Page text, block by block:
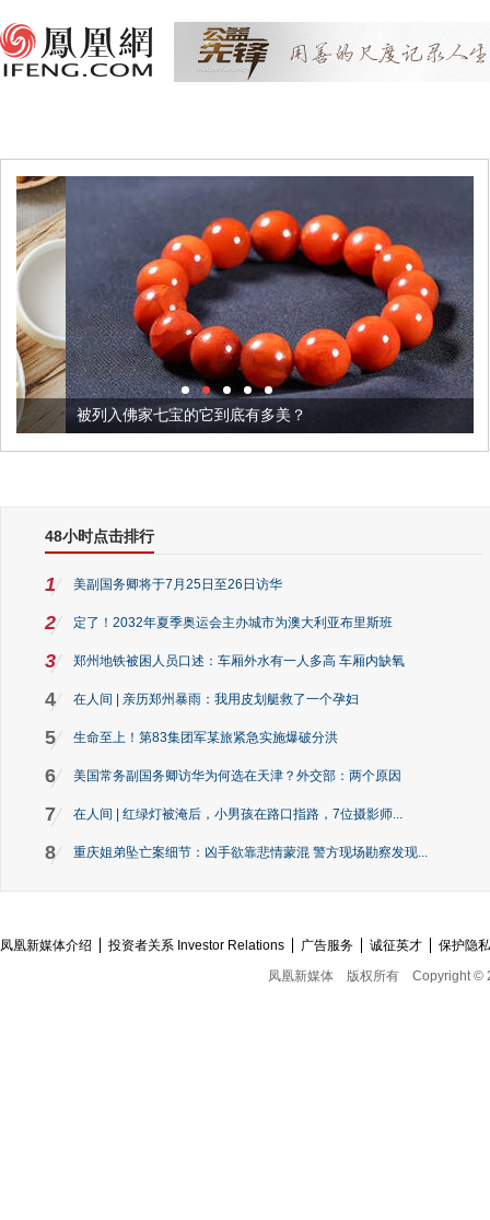
被列入佛家七宝的它到底有多美？
48小时点击排行
1 美副国务卿将于7月25日至26日访华
2 定了！2032年夏季奥运会主办城市为澳大利亚布里斯班
3 郑州地铁被困人员口述：车厢外水有一人多高 车厢内缺氧
4 在人间 | 亲历郑州暴雨：我用皮划艇救了一个孕妇
5 生命至上！第83集团军某旅紧急实施爆破分洪
6 美国常务副国务卿访华为何选在天津？外交部：两个原因
7 在人间 | 红绿灯被淹后，小男孩在路口指路，7位摄影师...
8 重庆姐弟坠亡案细节：凶手欲靠悲情蒙混 警方现场勘察发现...
凤凰新媒体介绍 投资者关系 Investor Relations 广告服务 诚征英才
保护隐
凤凰新媒体
版权所有 Copyright ©